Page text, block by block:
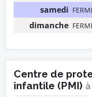
samedi
dimanche
Centre de
infantile (PMI)